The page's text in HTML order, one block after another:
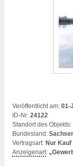
Veröffentlicht am: 01-
ID-Nr: 24122
Standort des Objekts:
Bundesland:
Vertragsart: Nur Kauf
Anzeigenart: